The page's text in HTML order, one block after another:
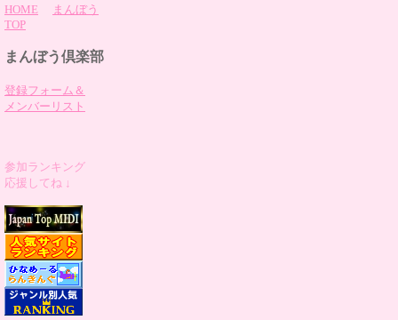
HOME
まんぼう
TOP
まんぼう倶楽部
登録フォーム＆
メンバーリスト
参加ランキング
応援してね ↓